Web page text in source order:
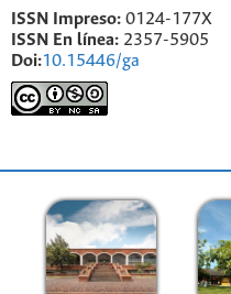
ISSN Impreso: 0124-177X
ISSN En línea: 2357-5905
Doi:10.15446/ga